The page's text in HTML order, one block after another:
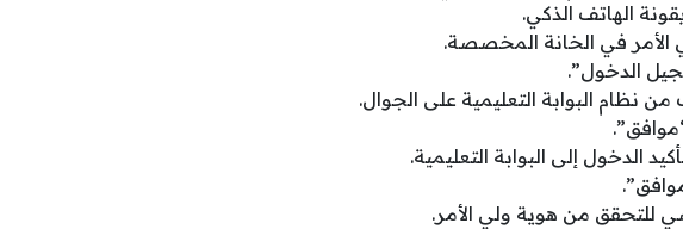
الهاتف الذكي.
الأمر في الخانة المخصصة.
الدخول”.
نظام البوابة التعليمية على الجوال.
الدخول إلى البوابة التعليمية.
للتحقق من هوية ولي الأمر.